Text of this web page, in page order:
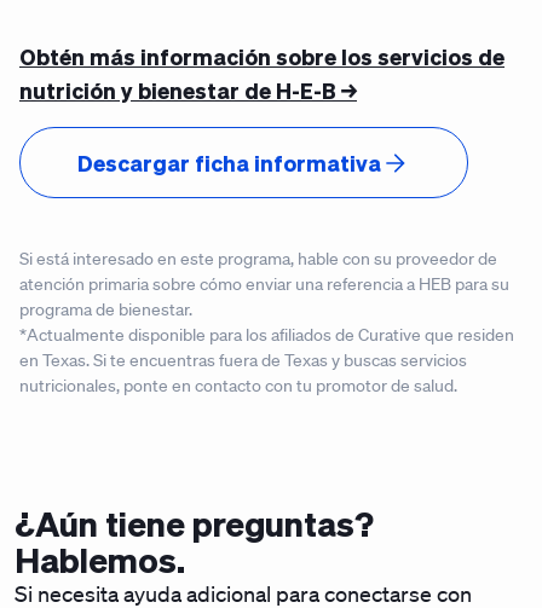
Obtén más información sobre los servicios de
nutrición y bienestar de H-E-B →
Descargar ficha informativa
Si está interesado en este programa, hable con su proveedor de
atención primaria sobre cómo enviar una referencia a HEB para su
programa de bienestar.
*Actualmente disponible para los afiliados de Curative que residen
en Texas. Si te encuentras fuera de Texas y buscas servicios
nutricionales, ponte en contacto con tu promotor de salud.
¿Aún tiene preguntas?
Hablemos.
Si necesita ayuda adicional para conectarse con